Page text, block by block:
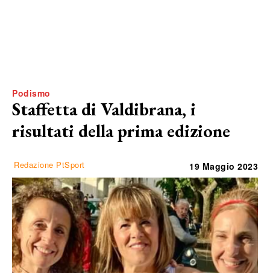
Podismo
Staffetta di Valdibrana, i
risultati della prima edizione
Redazione PtSport 19 Maggio 2023